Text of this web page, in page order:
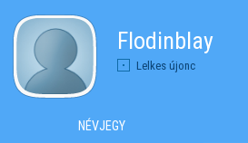
Flodinblay
Lelkes újonc
NÉVJEGY